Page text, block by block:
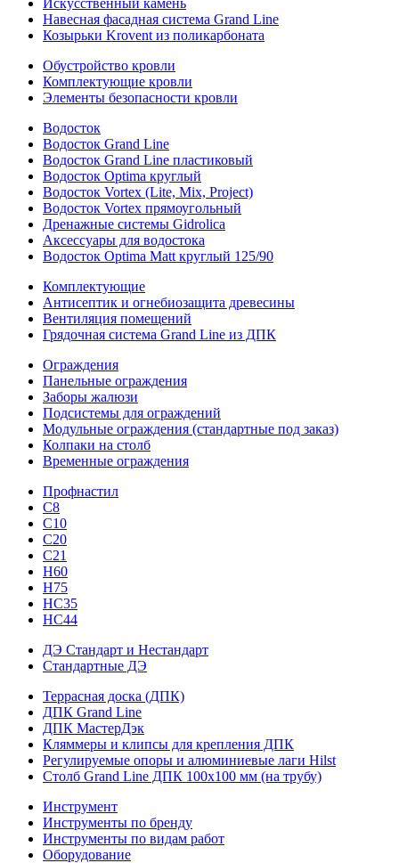
Искусственный камень
Навесная фасадная система Grand Line
Козырьки Krovent из поликарбоната
Обустройство кровли
Комплектующие кровли
Элементы безопасности кровли
Водосток
Водосток Grand Line
Водосток Grand Line пластиковый
Водосток Optima круглый
Водосток Vortex (Lite, Mix, Project)
Водосток Vortex прямоугольный
Дренажные системы Gidrolica
Аксессуары для водостока
Водосток Optima Matt круглый 125/90
Комплектующие
Антисептик и огнебиозащита древесины
Вентиляция помещений
Грядочная система Grand Line из ДПК
Ограждения
Панельные ограждения
Заборы жалюзи
Подсистемы для ограждений
Модульные ограждения (стандартные под заказ)
Колпаки на столб
Временные ограждения
Профнастил
С8
С10
С20
С21
H60
H75
HС35
НС44
ДЭ Стандарт и Нестандарт
Стандартные ДЭ
Террасная доска (ДПК)
ДПК Grand Line
ДПК МастерДэк
Кляммеры и клипсы для крепления ДПК
Регулируемые опоры и алюминиевые лаги Hilst
Столб Grand Line ДПК 100х100 мм (на трубу)
Инструмент
Инструменты по бренду
Инструменты по видам работ
Оборудование